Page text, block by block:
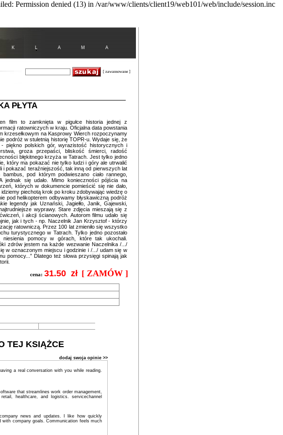
Permission denied (13) in /var/www/clients/client19/web101/web/include/session.inc
K L A M A
[ zawansowane ]
PŁYTA
film to zamknięta w pigułce historia jednej z
ratowniczych w kraju. Oficjalna data powstania
krzesełkowym na Kasprowy Wierch rozpoczynamy
podróż w stuletnią historię TOPR-u. Wydaje się, że
piękno polskich gór, wyrazistość historycznych i
groza przepaści, bliskość śmierci, radość
błękitnego krzyża w Tatrach. Jest tylko jedno
który ma pokazać nie tylko ludzi i góry ale utrwalić
i pokazać teraźniejszość, tak inną od pierwszych lat
pod którym podwieszano ciało rannego,
jednak się udało. Mimo konieczności pójścia na
których w dokumencie pomieścić się nie dało,
piechotą krok po kroku zdobywając wiedzę o
pod helikopterem odbywamy błyskawiczną podróż
legendy jak Uznański, Jagiełło, Janik, Gajewski,
wyprawy. Stare zdjęcia mieszają się z
i akcji ścianowych. Autorom filmu udało się
jak i tych - np. Naczelnik Jan Krzysztof - którzy
ratowniczą. Przez 100 lat zmieniło się wszystko
turystycznego w Tatrach. Tylko jedno pozostało
pomocy w górach, które tak ukochali.
zdrów jestem na każde wezwanie Naczelnika /.../
w oznaczonym miejscu i godzinie i /.../ udam się w
pomocy...” Dlatego też słowa przysięgi spinają jak
cena: 31.50 zł [ ZAMÓW ]
TEJ KSIĄŻCE
dodaj swoja opinie >>
a real conversation with you while reading.
that streamlines work order management,
healthcare, and logistics. servicechannel
news and updates. I like how quickly
company goals. Communication feels much